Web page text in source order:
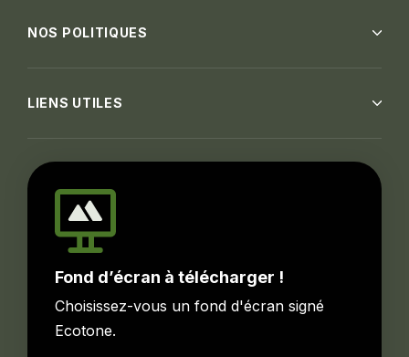
NOS POLITIQUES
LIENS UTILES
Fond d’écran à télécharger !
Choisissez-vous un fond d'écran signé
Ecotone.